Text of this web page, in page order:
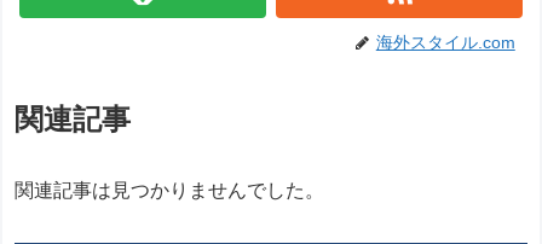
海外スタイル.com
関連記事
関連記事は見つかりませんでした。